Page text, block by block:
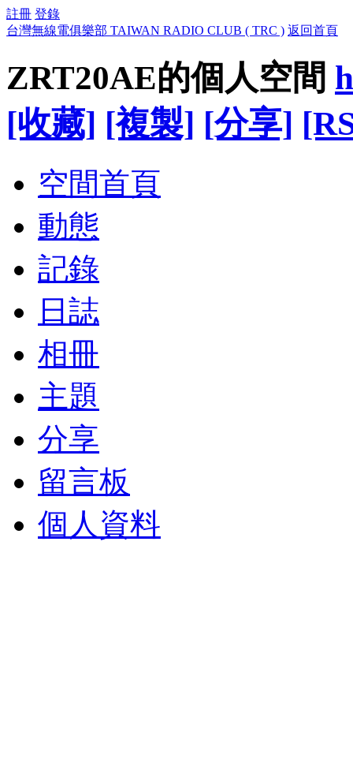
註冊 登錄
台灣無線電俱樂部 TAIWAN RADIO CLUB ( TRC ) 返回首頁
ZRT20AE的個人空間
[收藏] [複製] [分享]
空間首頁
動態
記錄
日誌
相冊
主題
分享
留言板
個人資料